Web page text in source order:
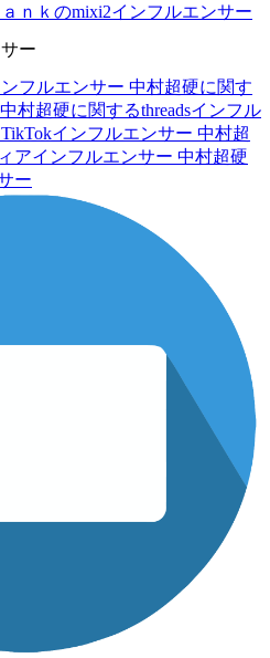
ｎｋのmixi2インフルエンサー
ー
フルエンサー 中村超硬に関す
中村超硬に関するthreadsインフル
インフルエンサー 中村超
アインフルエンサー 中村超硬
ー